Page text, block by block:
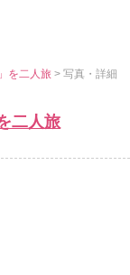
を二人旅> 写真・詳細
二人旅